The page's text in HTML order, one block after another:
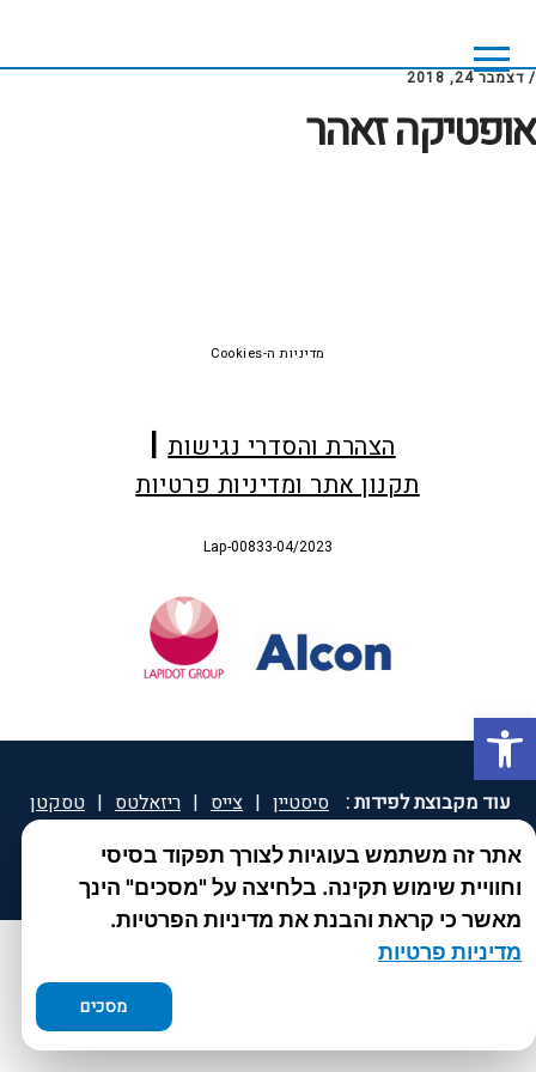
פתח סרגל נגישות
main
content
footer
/ דצמבר 24, 2018
אופטיקה זאהר
הצהרת והסדרי נגישות
תקנון אתר ומדיניות פרטיות
Lap-00833-04/2023
מדיניות ה-Cookies
אתר זה משתמש בעוגיות לצורך תפקוד בסיסי
וחוויית שימוש תקינה. בלחיצה על "מסכים" הינך
מאשר כי קראת והבנת את מדיניות הפרטיות.
מדיניות פרטיות
מסכים
עוד מקבוצת לפידות : סיסטיין | צייס | ריזאלטס | טסקטן
| ספאטון | ספיד גרון | יוטיפרו פלוס | קוקידנט |
DROPsept ®